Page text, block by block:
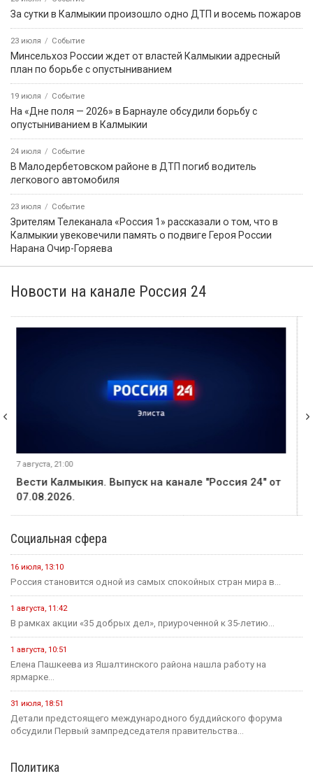
За сутки в Калмыкии произошло одно ДТП и восемь пожаров
23 июля Событие
Минсельхоз России ждет от властей Калмыкии адресный
план по борьбе с опустыниванием
19 июля Событие
На «Дне поля — 2026» в Барнауле обсудили борьбу с
опустыниванием в Калмыкии
24 июля Событие
В Малодербетовском районе в ДТП погиб водитель
легкового автомобиля
23 июля Событие
Зрителям Телеканала «Россия 1» рассказали о том, что в
Калмыкии увековечили память о подвиге Героя России
Нарана Очир-Горяева
Новости на канале Россия 24
6 августа, 21:00
Вести Калмыкия. Выпуск на канале "Россия 24" от
06.08.2026.
Социальная сфера
16 июля, 13:10
Россия становится одной из самых спокойных стран мира в...
1 августа, 11:42
В рамках акции «35 добрых дел», приуроченной к 35-летию...
1 августа, 10:51
Елена Пашкеева из Яшалтинского района нашла работу на
ярмарке...
31 июля, 18:51
Детали предстоящего международного буддийского форума
обсудили Первый зампредседателя правительства...
Политика